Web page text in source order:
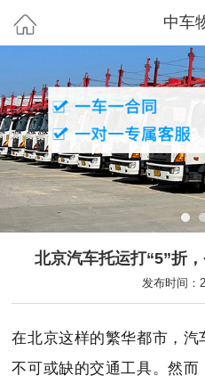
中车
北京汽车托运打“5”折
发布时间：
在北京这样的繁华都市，汽
不可或缺的交通工具。然